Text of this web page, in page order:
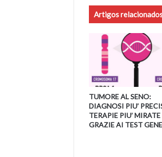
SARA'
DISPONIBILE
TUTTE
PIATTAFORME
STREAMING.
Artigos
TUMORE AL SENO:
DIAGNOSI PIU’
TERAPIE PIU’ MIRATE
GRAZIE AI TEST